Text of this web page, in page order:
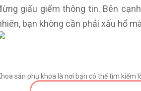
giấu giếm thông tin. Bên
bạn không cần phải xấu hổ
sản phụ khoa là nơi bạn có thể tìm kiếm